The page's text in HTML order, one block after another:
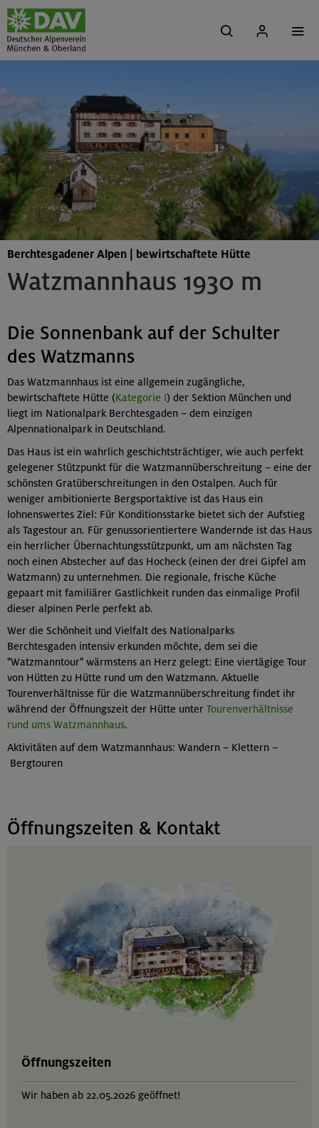
Watzmannhaus 1930 m
Berchtesgadener Alpen | bewirtschaftete Hütte
Die Sonnenbank auf der Schulter
des Watzmanns
Das Watzmannhaus ist eine allgemein zugängliche,
bewirtschaftete Hütte (Kategorie I) der Sektion München und
liegt im Nationalpark Berchtesgaden – dem einzigen
Alpennationalpark in Deutschland.
Das Haus ist ein wahrlich geschichtsträchtiger, wie auch perfekt
gelegener Stützpunkt für die Watzmannüberschreitung – eine der
schönsten Gratüberschreitungen in den Ostalpen. Auch für
weniger ambitionierte Bergsportaktive ist das Haus ein
lohnenswertes Ziel: Für Konditionsstarke bietet sich der Aufstieg
als Tagestour an. Für genussorientiertere Wandernde ist das Haus
ein herrlicher Übernachtungsstützpunkt, um am nächsten Tag
noch einen Abstecher auf das Hocheck (einen der drei Gipfel am
Watzmann) zu unternehmen. Die regionale, frische Küche
gepaart mit familiärer Gastlichkeit runden das einmalige Profil
dieser alpinen Perle perfekt ab.
Wer die Schönheit und Vielfalt des Nationalparks
Berchtesgaden intensiv erkunden möchte, dem sei die
"Watzmanntour" wärmstens an Herz gelegt: Eine viertägige Tour
von Hütten zu Hütte rund um den Watzmann. Aktuelle
Tourenverhältnisse für die Watzmannüberschreitung findet ihr
während der Öffnungszeit der Hütte unter Tourenverhältnisse
rund ums Watzmannhaus.
Aktivitäten auf dem Watzmannhaus: Wandern – Klettern –
Bergtouren
Öffnungszeiten & Kontakt
Öffnungszeiten
Wir haben ab 22.05.2026 geöffnet!